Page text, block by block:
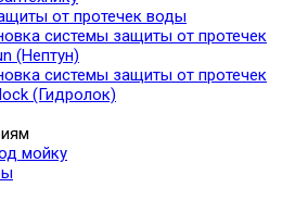
от протечек воды
системы защиты от протечек
(Нептун)
системы защиты от протечек
(Гидролок)
мойку